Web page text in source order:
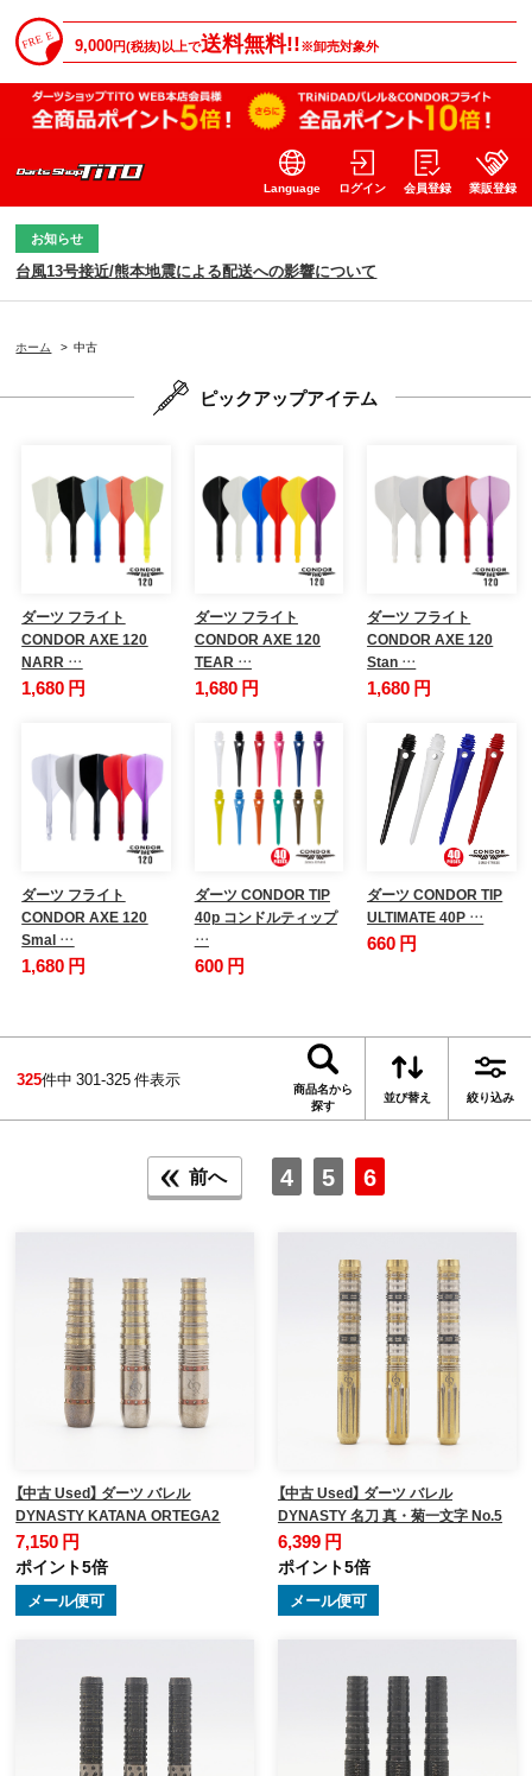
9,000円(税抜)以上で送料無料!!※卸売対象外
Language ログイン 会員登録 業販登録
お知らせ
台風13号接近/熊本地震による配送への影響について
ホーム > 中古
ピックアップアイテム
ダーツ フライト
CONDOR AXE 120
NARR …
1,680 円
ダーツ フライト
CONDOR AXE 120
TEAR …
1,680 円
ダーツ フライト
CONDOR AXE 120
Stan …
1,680 円
ダーツ フライト
CONDOR AXE 120
Smal …
1,680 円
ダーツ CONDOR TIP
40p コンドルティップ
…
600 円
ダーツ CONDOR TIP
ULTIMATE 40P …
660 円
325件中 301-325 件表示
商品名から
探す
並び替え 絞り込み
前へ 4 5 6
【中古 Used】 ダーツ バレル
DYNASTY KATANA ORTEGA2
7,150 円
ポイント5倍
メール便可
【中古 Used】 ダーツ バレル
DYNASTY 名刀 真・菊一文字 No.5
6,399 円
ポイント5倍
メール便可